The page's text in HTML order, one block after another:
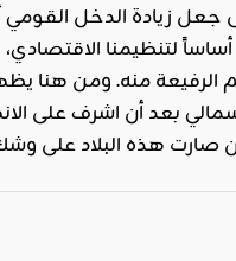
زيادة الدخل القومي
لتنظيمنا
الرفيعة منه. ومن
بعد أن اشرف على